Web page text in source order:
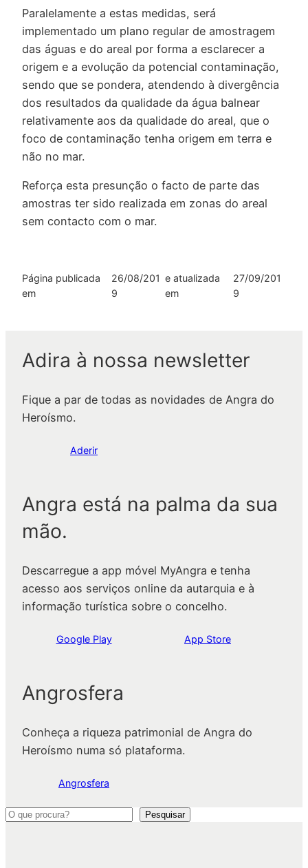
Paralelamente a estas medidas, será
implementado um plano regular de amostragem
das águas e do areal por forma a esclarecer a
origem e a evolução da potencial contaminação,
sendo que se pondera, atendendo à divergência
dos resultados da qualidade da água balnear
relativamente aos da qualidade do areal, que o
foco de contaminação tenha origem em terra e
não no mar.
Reforça esta presunção o facto de parte das
amostras ter sido realizada em zonas do areal
sem contacto com o mar.
Página publicada
em
26/08/201
9
e atualizada
em
27/09/201
9
Adira à nossa newsletter
Fique a par de todas as novidades de Angra do
Heroísmo.
Aderir
Angra está na palma da sua
mão.
Descarregue a app móvel MyAngra e tenha
acesso aos serviços online da autarquia e à
informação turística sobre o concelho.
Google Play App Store
Angrosfera
Conheça a riqueza patrimonial de Angra do
Heroísmo numa só plataforma.
Angrosfera
P
Pesquisar